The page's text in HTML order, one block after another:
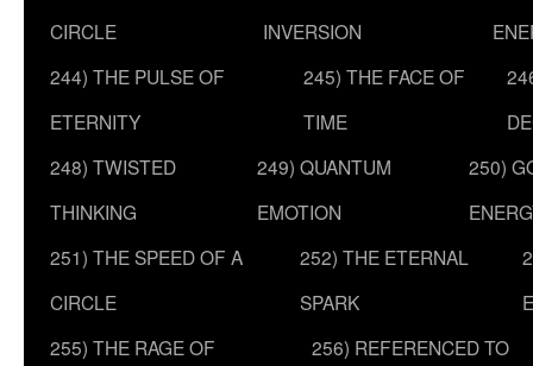
CIRCLE
INVERSION
244) THE PULSE OF
ETERNITY
245) THE FACE OF
TIME
248) TWISTED
THINKING
249) QUANTUM
EMOTION
250)
251) THE SPEED OF A
CIRCLE
252) THE ETERNAL
SPARK
255) THE RAGE OF
256) REFERENCED TO